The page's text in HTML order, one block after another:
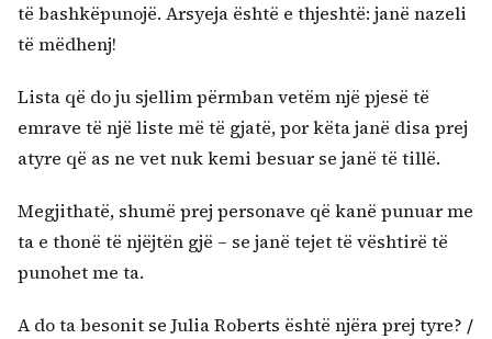
Kërko:
të bashkëpunojë. Arsyeja është e thjeshtë: janë nazeli
të mëdhenj!
Lista që do ju sjellim përmban vetëm një pjesë të
emrave të një liste më të gjatë, por këta janë disa prej
atyre që as ne vet nuk kemi besuar se janë të tillë.
Megjithatë, shumë prej personave që kanë punuar me
ta e thonë të njëjtën gjë – se janë tejet të vështirë të
punohet me ta.
A do ta besonit se Julia Roberts është njëra prej tyre? /